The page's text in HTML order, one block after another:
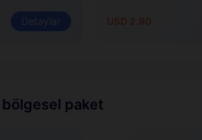
Detaylar USD 2.90
paket